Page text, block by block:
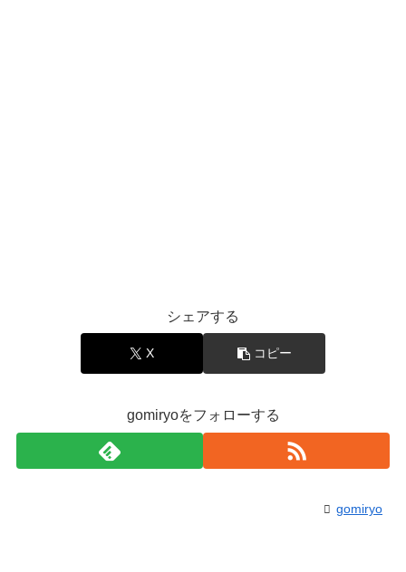
シェアする
X コピー
gomiryoをフォローする
gomiryo